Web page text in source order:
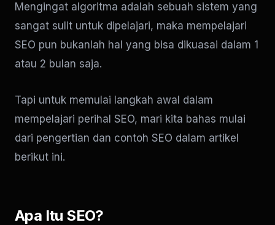
Mengingat algoritma adalah sebuah sistem yang
sangat sulit untuk dipelajari, maka mempelajari
SEO pun bukanlah hal yang bisa dikuasai dalam 1
atau 2 bulan saja.
Tapi untuk memulai langkah awal dalam
mempelajari perihal SEO, mari kita bahas mulai
dari pengertian dan contoh SEO dalam artikel
berikut ini.
Apa Itu SEO?